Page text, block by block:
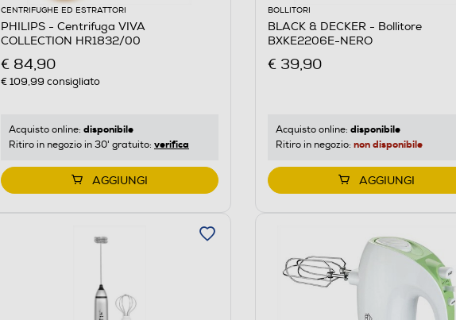
CENTRIFUGHE ED ESTRATTORI
PHILIPS - Centrifuga VIVA
COLLECTION HR1832/00
€ 84,90
€ 109,99 consigliato
Acquisto online: disponibile
Ritiro in negozio in 30' gratuito: verifica
AGGIUNGI
BOLLITORI
BLACK & DECKER - Bollitore
BXKE2206E-NERO
€ 39,90
Acquisto online: disponibile
Ritiro in negozio: non disponibile
AGGIUNGI